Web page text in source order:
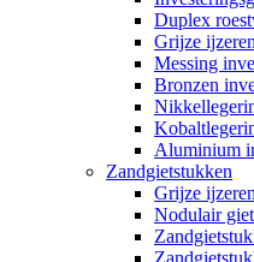
Duplex
Grijze
Messing
Bronzen
Aluminium
Zandgietstukken
Grijze
Nodulair